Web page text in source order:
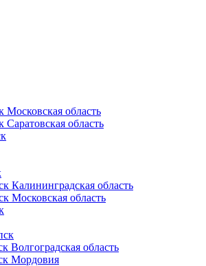
Московская область
Саратовская область
Калининградская область
Московская область
Волгоградская область
Мордовия